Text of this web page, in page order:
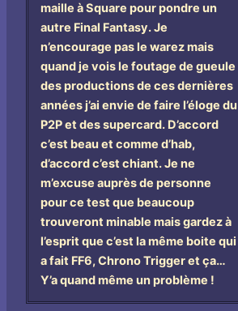
maille à Square pour pondre un
autre Final Fantasy. Je
n’encourage pas le warez mais
quand je vois le foutage de gueule
des productions de ces dernières
années j’ai envie de faire l’éloge du
P2P et des supercard. D’accord
c’est beau et comme d’hab,
d’accord c’est chiant. Je ne
m’excuse auprès de personne
pour ce test que beaucoup
trouveront minable mais gardez à
l’esprit que c’est la même boite qui
a fait FF6, Chrono Trigger et ça…
Y’a quand même un problème !